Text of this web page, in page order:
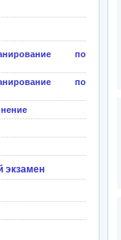
по
по
экзамен